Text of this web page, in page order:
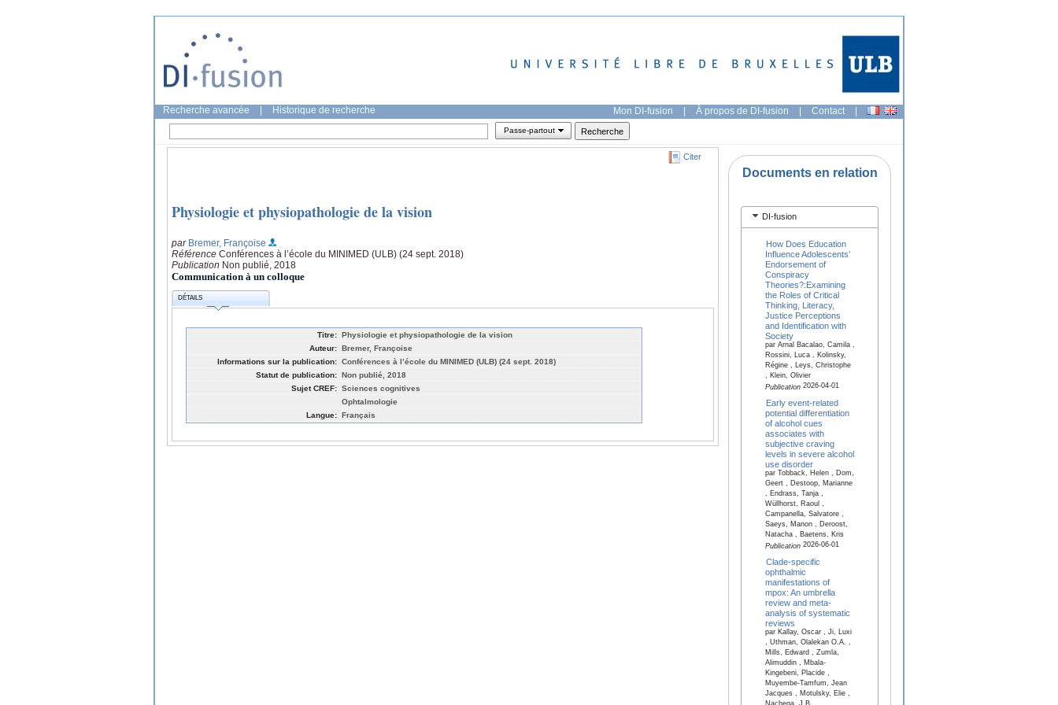
Recherche avancée Historique de recherche Mon DI-fusion | À propos de DI-fusion | Contact |
Passe-partout
Citer
Physiologie et physiopathologie de la vision
par Bremer, Françoise
Référence Conférences à l’école du MINIMED (ULB) (24 sept. 2018)
Publication Non publié, 2018
Communication à un colloque
DÉTAILS
Titre: Physiologie et physiopathologie de la vision
Auteur: Bremer, Françoise
Informations sur la publication: Conférences à l’école du MINIMED (ULB) (24 sept. 2018)
Statut de publication: Non publié, 2018
Sujet CREF: Sciences cognitives
Ophtalmologie
Langue: Français
Documents en relation
DI-fusion
How Does Education
Influence Adolescents’
Endorsement of
Conspiracy
Theories?:Examining
the Roles of Critical
Thinking, Literacy,
Justice Perceptions
and Identification with
Society
par Arnal Bacalao, Camila ,
Rossini, Luca , Kolinsky,
Régine , Leys, Christophe
, Klein, Olivier
Publication2026-04-01
Early event-related
potential differentiation
of alcohol cues
associates with
subjective craving
levels in severe alcohol
use disorder
par Tobback, Helen , Dom,
Geert , Destoop, Marianne
, Endrass, Tanja ,
Wüllhorst, Raoul ,
Campanella, Salvatore ,
Saeys, Manon , Deroost,
Natacha , Baetens, Kris
Publication2026-06-01
Clade-specific
ophthalmic
manifestations of
mpox: An umbrella
review and meta-
analysis of systematic
reviews
par Kallay, Oscar , Ji, Luxi
, Uthman, Olalekan O.A. ,
Mills, Edward , Zumla,
Alimuddin , Mbala-
Kingebeni, Placide ,
Muyembe-Tamfum, Jean
Jacques , Motulsky, Elie ,